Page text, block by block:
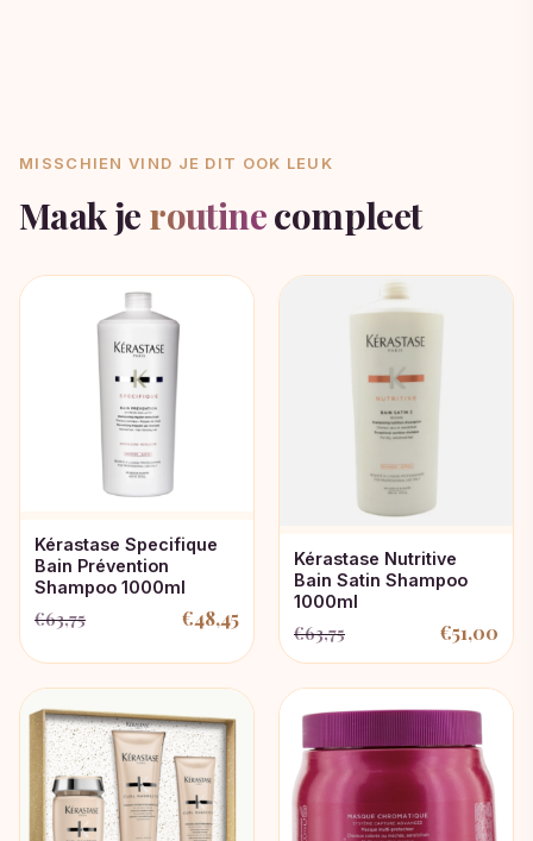
MISSCHIEN VIND JE DIT OOK LEUK
Maak je routinecompleet
Kérastase Specifique
Bain Prévention
Shampoo 1000ml
€63,75
Oorspronkelijke
prijs
was:
€63,75.
€48,45
Huidige
prijs
is:
€48,45.
Kérastase Nutritive
Bain Satin Shampoo
1000ml
€63,75
Oorspronkelijke
€63,75.
€51,00
Huidige
€51,00.